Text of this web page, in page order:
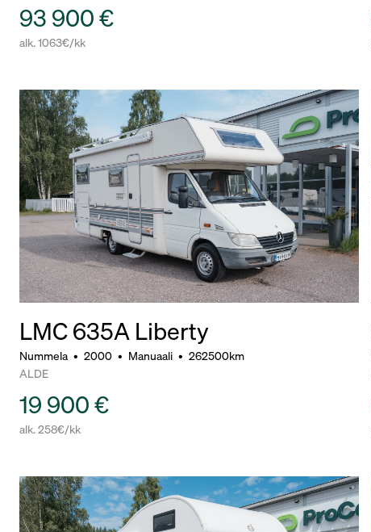
93 900 €
alk. 1063€/kk
LMC 635A Liberty
Nummela • 2000 • Manuaali • 262500km
ALDE
19 900 €
alk. 258€/kk